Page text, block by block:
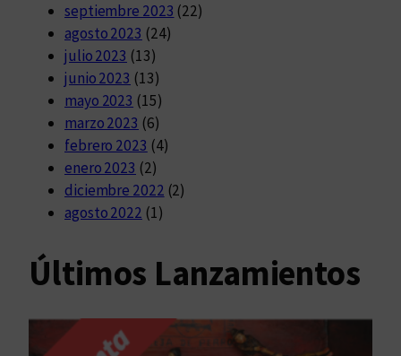
septiembre 2023 (22)
agosto 2023 (24)
julio 2023 (13)
junio 2023 (13)
mayo 2023 (15)
marzo 2023 (6)
febrero 2023 (4)
enero 2023 (2)
diciembre 2022 (2)
agosto 2022 (1)
Últimos Lanzamientos